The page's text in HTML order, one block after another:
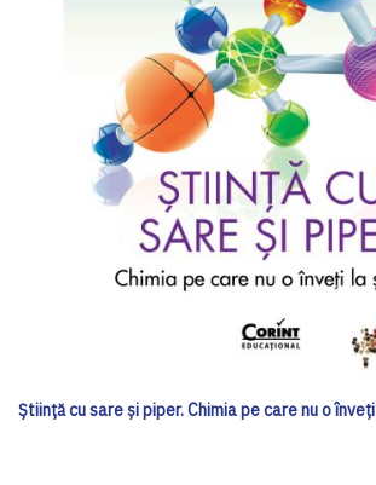
Ştiinţă cu sare şi piper. Chimia pe care nu o